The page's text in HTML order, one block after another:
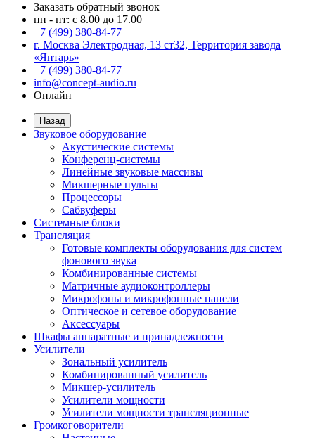
Заказать обратный звонок
пн - пт: с 8.00 до 17.00
+7 (499) 380-84-77
г. Москва Электродная, 13 ст32, Территория завода
«Янтарь»
+7 (499) 380-84-77
info@concept-audio.ru
Онлайн
Назад
Звуковое оборудование
Акустические системы
Конференц-системы
Линейные звуковые массивы
Микшерные пульты
Процессоры
Сабвуферы
Системные блоки
Трансляция
Готовые комплекты оборудования для систем
фонового звука
Комбинированные системы
Матричные аудиоконтроллеры
Микрофоны и микрофонные панели
Оптическое и сетевое оборудование
Аксессуары
Шкафы аппаратные и принадлежности
Усилители
Зональный усилитель
Комбинированный усилитель
Микшер-усилитель
Усилители мощности
Усилители мощности трансляционные
Громкоговорители